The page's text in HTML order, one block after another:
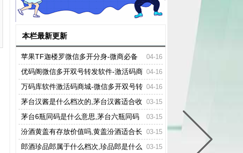
本栏最新更新
04-16
苹果TF迦楼罗微信多开分身-微商必备
自带百款营销功能 04-16
优码阁微信多开双号转发软件-激活码商
城-24小时自动发货 04-16
万码库软件激活码商城-微信多开双号转
发-24小时自动发卡 03-15
茅台汉酱是什么档次的,茅台汉酱适合收
藏吗 03-15
茅台6瓶同码是什么意思,茅台六瓶同码
是不来着同一件 03-15
汾酒黄盖有存放价值吗,黄盖汾酒适合长
期存放吗 03-15
郎酒珍品郎属于什么档次,珍品郎是什么